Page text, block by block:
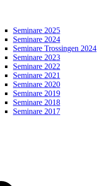
Seminare 2025
Seminare 2024
Seminare Trossingen 2024
Seminare 2023
Seminare 2022
Seminare 2021
Seminare 2020
Seminare 2019
Seminare 2018
Seminare 2017